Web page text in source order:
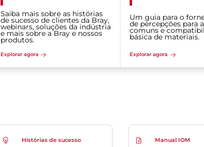
Saiba mais sobre as histórias
de sucesso de clientes da Bray,
webinars, soluções da indústria
e mais sobre a Bray e nossos
produtos.
Explorar agora
Um guia para o
de percepções para
comuns e
básica de materiais.
Explorar agora
Histórias de sucesso Manual IOM